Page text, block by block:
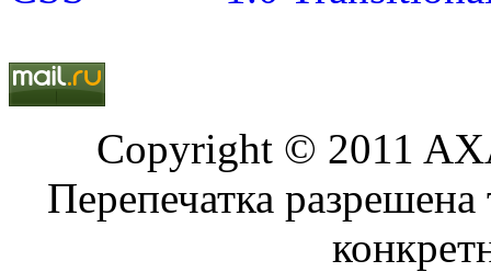
Copyright © 2011
Перепечатка